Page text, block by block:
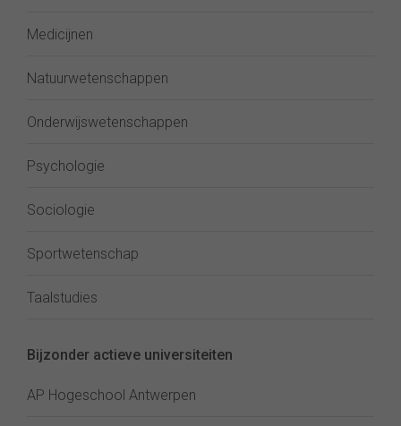
Medicijnen
Natuurwetenschappen
Onderwijswetenschappen
Psychologie
Sociologie
Sportwetenschap
Taalstudies
Bijzonder actieve universiteiten
AP Hogeschool Antwerpen